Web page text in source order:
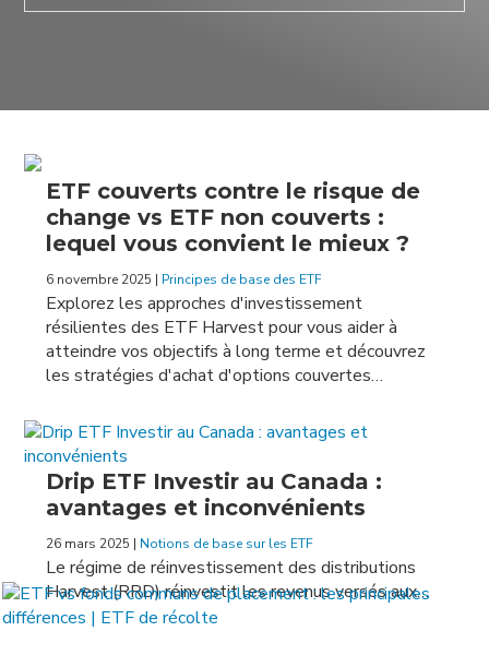
ETF couverts contre le risque de
change vs ETF non couverts :
lequel vous convient le mieux ?
6 novembre 2025 | Principes de base des ETF
Explorez les approches d'investissement
résilientes des ETF Harvest pour vous aider à
atteindre vos objectifs à long terme et découvrez
les stratégies d'achat d'options couvertes…
Drip ETF Investir au Canada :
avantages et inconvénients
26 mars 2025 | Notions de base sur les ETF
Le régime de réinvestissement des distributions
Harvest (RRD) réinvestit les revenus versés aux…